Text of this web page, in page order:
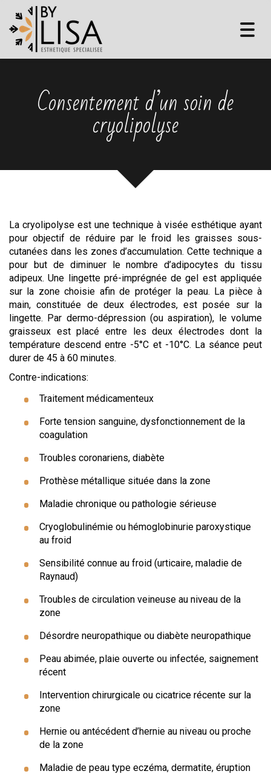
Consentement d’un soin de
cryolipolyse
La cryolipolyse est une technique à visée esthétique ayant
pour objectif de réduire par le froid les graisses sous-
cutanées dans les zones d’accumulation. Cette technique a
pour but de diminuer le nombre d’adipocytes du tissu
adipeux. Une lingette pré-imprégnée de gel est appliquée
sur la zone choisie afin de protéger la peau. La pièce à
main, constituée de deux électrodes, est posée sur la
lingette. Par dermo-dépression (ou aspiration), le volume
graisseux est placé entre les deux électrodes dont la
température descend entre -5°C et -10°C. La séance peut
durer de 45 à 60 minutes.
Contre-indications:
Traitement médicamenteux
Forte tension sanguine, dysfonctionnement de la
coagulation
Troubles coronariens, diabète
Prothèse métallique située dans la zone
Maladie chronique ou pathologie sérieuse
Cryoglobulinémie ou hémoglobinurie paroxystique
au froid
Sensibilité connue au froid (urticaire, maladie de
Raynaud)
Troubles de circulation veineuse au niveau de la
zone
Désordre neuropathique ou diabète neuropathique
Peau abimée, plaie ouverte ou infectée, saignement
récent
Intervention chirurgicale ou cicatrice récente sur la
zone
Hernie ou antécédent d’hernie au niveau ou proche
de la zone
Maladie de peau type eczéma, dermatite, éruption